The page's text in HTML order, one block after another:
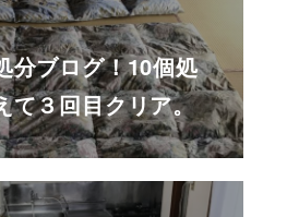
分ブログ！10個処
て３回目クリア。